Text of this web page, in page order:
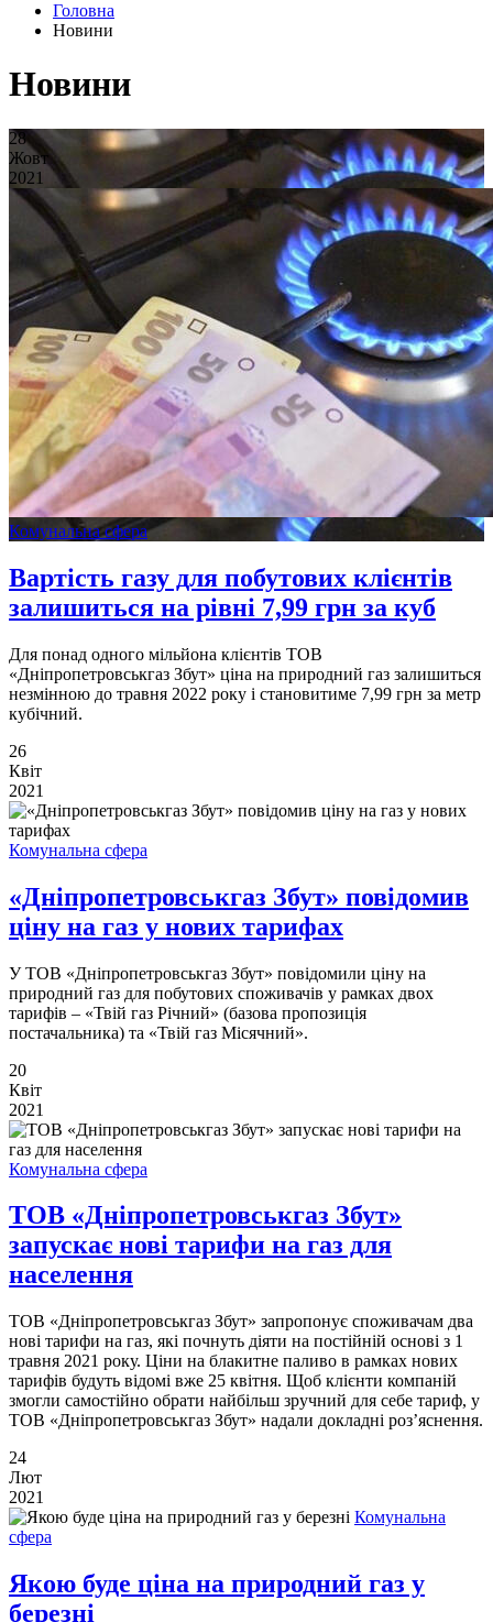
Головна
Новини
Новини
28
Жовт
2021
Комунальна сфера
Вартість газу для побутових клієнтів
залишиться на рівні 7,99 грн за куб
Для понад одного мільйона клієнтів ТОВ
«Дніпропетровськгаз Збут» ціна на природний газ залишиться
незмінною до травня 2022 року і становитиме 7,99 грн за метр
кубічний.
26
Квіт
2021
Комунальна сфера
«Дніпропетровськгаз Збут» повідомив
ціну на газ у нових тарифах
У ТОВ «Дніпропетровськгаз Збут» повідомили ціну на
природний газ для побутових споживачів у рамках двох
тарифів – «Твій газ Річний» (базова пропозиція
постачальника) та «Твій газ Місячний».
20
Квіт
2021
Комунальна сфера
ТОВ «Дніпропетровськгаз Збут»
запускає нові тарифи на газ для
населення
ТОВ «Дніпропетровськгаз Збут» запропонує споживачам два
нові тарифи на газ, які почнуть діяти на постійній основі з 1
травня 2021 року. Ціни на блакитне паливо в рамках нових
тарифів будуть відомі вже 25 квітня. Щоб клієнти компаній
змогли самостійно обрати найбільш зручний для себе тариф, у
ТОВ «Дніпропетровськгаз Збут» надали докладні роз’яснення.
24
Лют
2021
Комунальна
сфера
Якою буде ціна на природний газ у
березні